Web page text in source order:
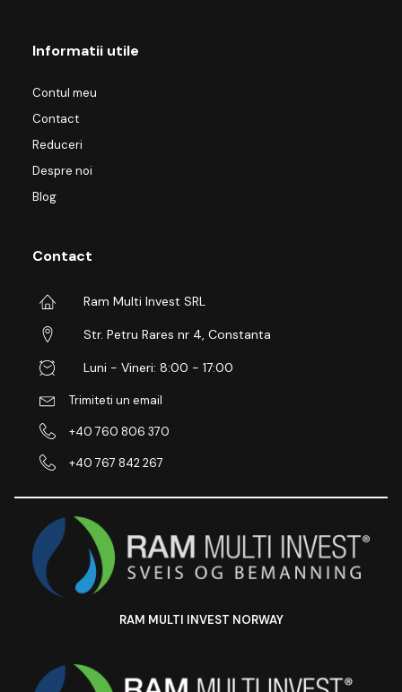
Informatii utile
Contul meu
Contact
Reduceri
Despre noi
Blog
Contact
Ram Multi Invest SRL
Str. Petru Rares nr 4, Constanta
Luni - Vineri: 8:00 - 17:00
Trimiteti un email
+40 760 806 370
+40 767 842 267
RAM MULTI INVEST NORWAY